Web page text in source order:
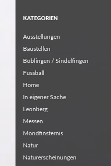
KATEGORIEN
Ausstellungen
Baustellen
Böblingen / Sindelfingen
Fussball
Home
In eigener Sache
Leonberg
Messen
Mondfinsternis
Natur
Naturerscheinungen